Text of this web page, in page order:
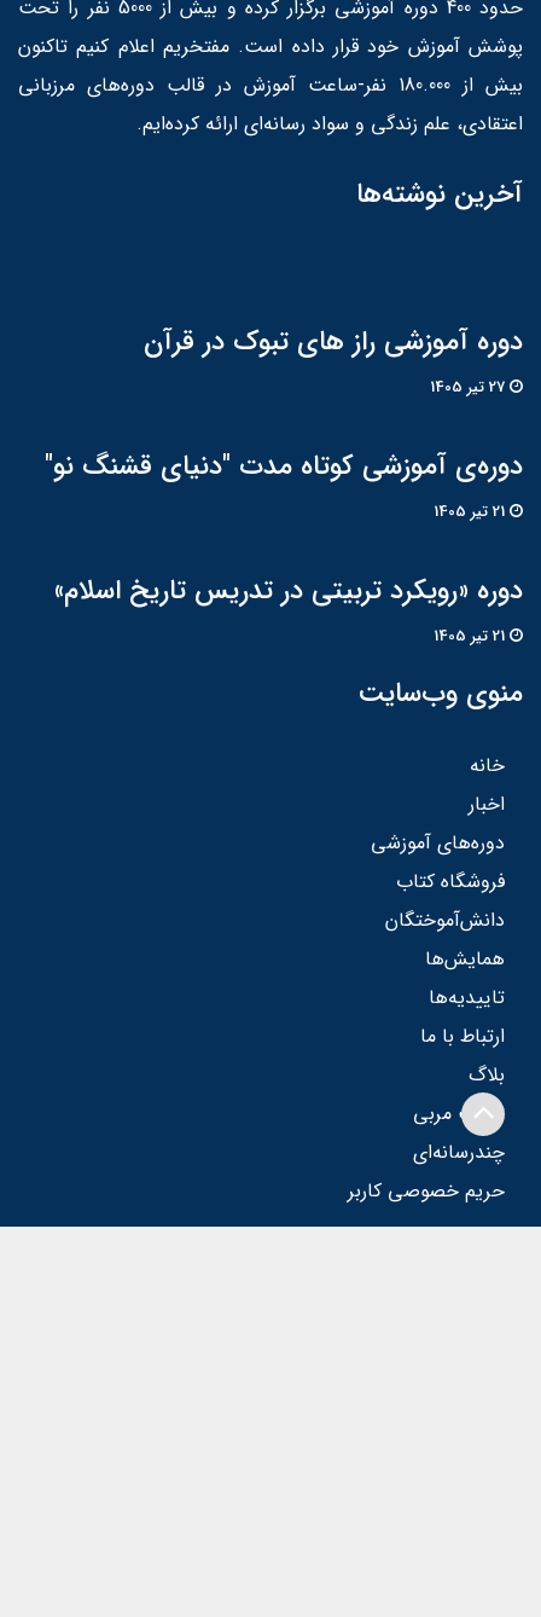
حدود 400 دوره آموزشی برگزار کرده و بیش از 5000 نفر را تحت
پوشش آموزش خود قرار داده است. مفتخریم اعلام کنیم تاکنون
بیش از 180.000 نفر-ساعت آموزش در قالب دوره‌های مرزبانی
اعتقادی، علم زندگی و سواد رسانه‌ای ارائه کرده‌ایم.
آخرین نوشته‌ها
دوره آموزشی راز های تبوک در قرآن
دوره‌ی آموزشی کوتاه مدت "دنیای قشنگ نو"
دوره «رویکرد تربیتی در تدریس تاریخ اسلام»
منوی وب‌سایت
خانه
اخبار
دوره‌های آموزشی
فروشگاه کتاب
دانش‌آموختگان
همایش‌ها
تاییدیه‌ها
ارتباط با ما
بلاگ
تربیت مربی
چندرسانه‌ای
حریم خصوصی کاربر